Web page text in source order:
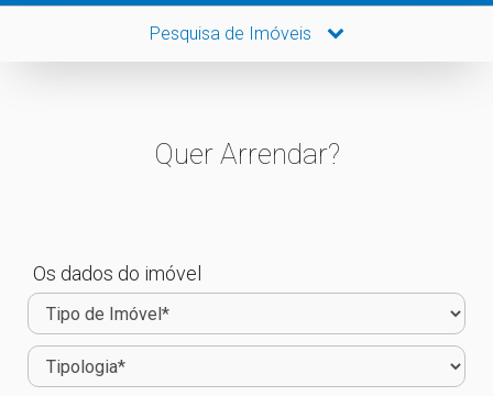
Pesquisa de Imóveis
Quer Arrendar?
Os dados do imóvel